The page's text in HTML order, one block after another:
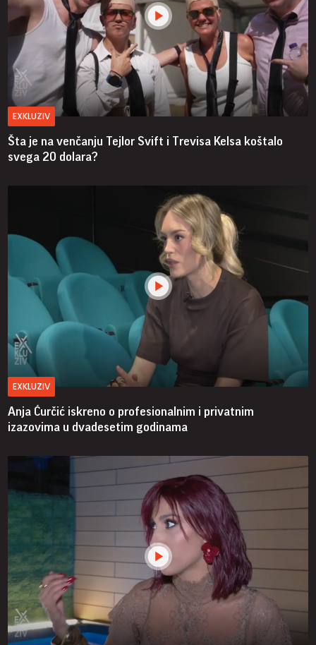
EXKLUZIV
Šta je na venčanju Tejlor Svift i Trevisa Kelsa koštalo
svega 20 dolara?
EXKLUZIV
Anja Ćurčić iskreno o profesionalnim i privatnim
izazovima u dvadesetim godinama